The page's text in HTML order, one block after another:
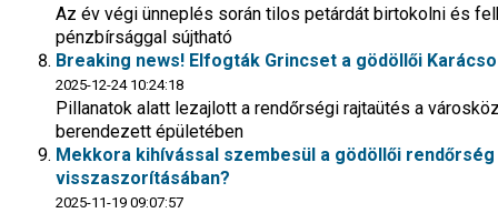
Az év végi ünneplés során tilos petárdát birtokolni és
pénzbírsággal sújtható
Breaking news! Elfogták Grincset a gödöllői
2025-12-24 10:24:18
Pillanatok alatt lezajlott a rendőrségi rajtaütés a
berendezett épületében
Mekkora kihívással szembesül a gödöllői
visszaszorításában?
2025-11-19 09:07:57